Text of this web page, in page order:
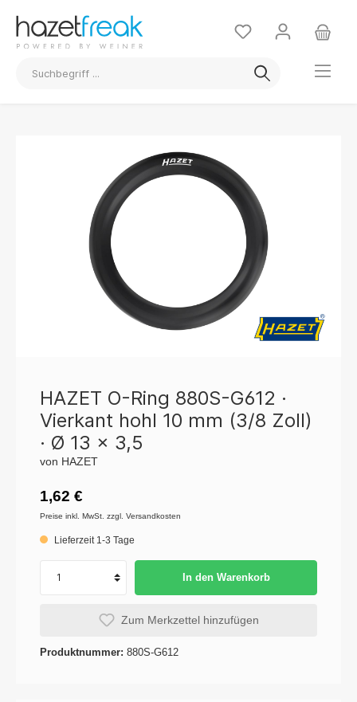
HAZET O-Ring 880S-G612 ·
Vierkant hohl 10 mm (3/8 Zoll)
· Ø 13 x 3,5
von HAZET
1,62 €
Preise inkl. MwSt. zzgl. Versandkosten
Lieferzeit 1-3 Tage
In den Warenkorb
Zum Merkzettel hinzufügen
Produktnummer: 880S-G612